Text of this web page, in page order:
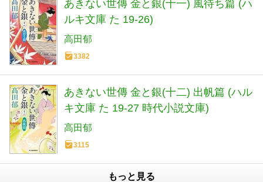
あきない世傳 金と銀(十一) 風待ち篇 (ハ
ルキ文庫 た 19-26)
高田郁
3382
あきない世傳 金と銀(十二) 出帆篇 (ハル
キ文庫 た 19-27 時代小説文庫)
高田郁
3115
もっと見る